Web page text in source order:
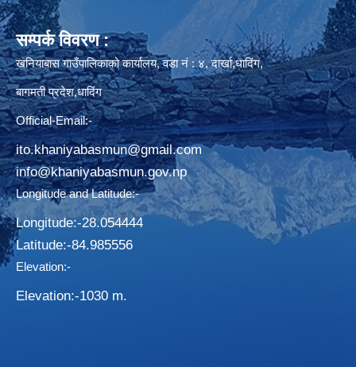
सम्पर्क विवरण :
खनियाबास गाउँपालिकाको कार्यालय, वडा नं : ४, दार्खा,धादिंग,
बागमती प्रदेश,धादिंग
Official-Email:-
ito.khaniyabasmun@gmail.com
info@khaniyabasmun.gov.np
Longitude and Latitude:-
Longitude:-28.054444
Latitude:-​84.985556
Elevation:-
Elevation:-1030 m.